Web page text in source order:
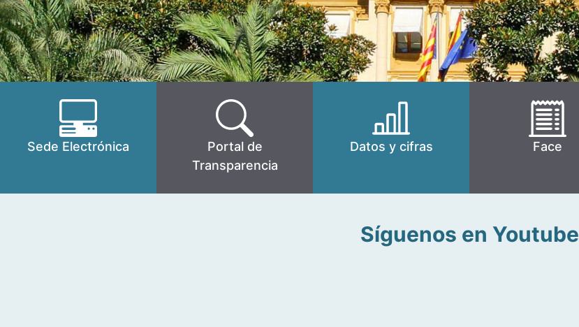
Sede Electrónica
Portal de
Transparencia
Datos y cifras Face
Síguenos en Youtube